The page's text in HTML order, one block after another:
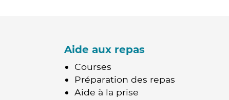
Aide aux repas
Courses
Préparation des repas
Aide à la prise